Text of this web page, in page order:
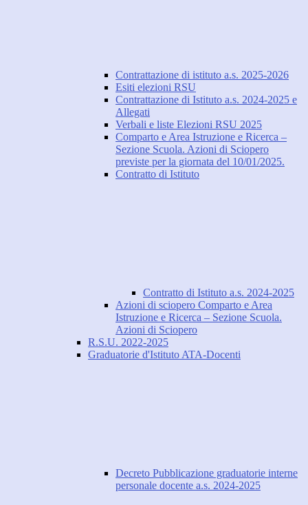
Contrattazione di istituto a.s. 2025-2026
Esiti elezioni RSU
Contrattazione di Istituto a.s. 2024-2025 e
Allegati
Verbali e liste Elezioni RSU 2025
Comparto e Area Istruzione e Ricerca –
Sezione Scuola. Azioni di Sciopero
previste per la giornata del 10/01/2025.
Contratto di Istituto
Contratto di Istituto a.s. 2024-2025
Azioni di sciopero Comparto e Area
Istruzione e Ricerca – Sezione Scuola.
Azioni di Sciopero
R.S.U. 2022-2025
Graduatorie d'Istituto ATA-Docenti
Decreto Pubblicazione graduatorie interne
personale docente a.s. 2024-2025